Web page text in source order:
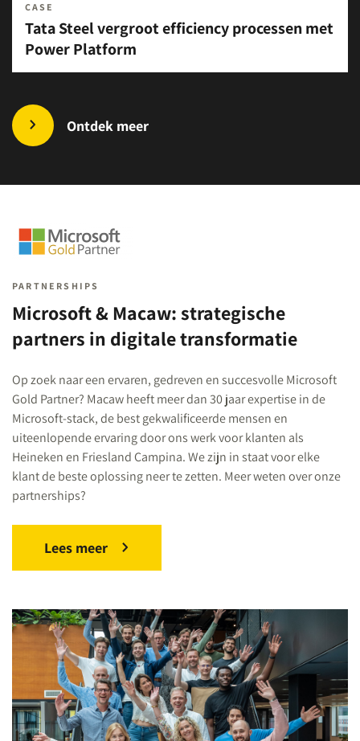
CASE
Tata Steel vergroot efficiency processen met
Power Platform
Ontdek meer
PARTNERSHIPS
Microsoft & Macaw: strategische
partners in digitale transformatie
Op zoek naar een ervaren, gedreven en succesvolle Microsoft
Gold Partner? Macaw heeft meer dan 30 jaar expertise in de
Microsoft-stack, de best gekwalificeerde mensen en
uiteenlopende ervaring door ons werk voor klanten als
Heineken en Friesland Campina. We zijn in staat voor elke
klant de beste oplossing neer te zetten. Meer weten over onze
partnerships?
Lees meer